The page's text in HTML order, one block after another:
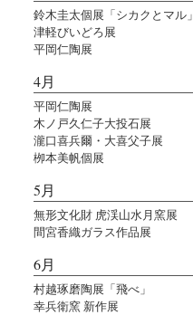
鈴木圭太個展「シカクとマル」
津軽びいどろ展
平岡仁陶展
4月
平岡仁陶展
木ノ戸久仁子大投石展
瀧口喜兵爾・大喜父子展
栁本美帆個展
5月
無形文化財 虎渓山水月窯展
間宮香織ガラス作品展
6月
村越琢磨陶展「飛べ」
幸兵衛窯 新作展